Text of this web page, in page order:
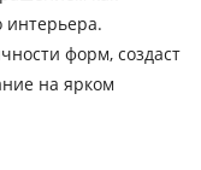
интерьера.
форм, создаст
на ярком